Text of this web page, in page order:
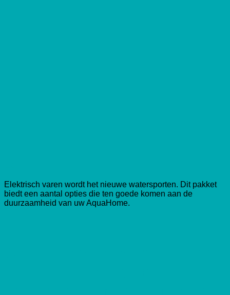
Elektrisch varen wordt het nieuwe watersporten. Dit pakket
biedt een aantal opties die ten goede komen aan de
duurzaamheid van uw AquaHome.